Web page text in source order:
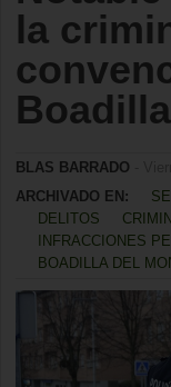
la
BLAS BARRADO
ARCHIVADO EN:
DELITOS
INFRACCIONES
BOADILLA DEL